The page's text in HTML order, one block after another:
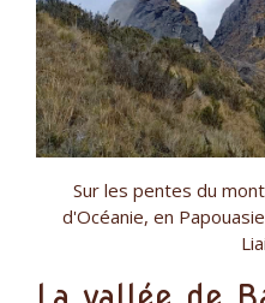
Sur les pentes du
d'Océanie, en